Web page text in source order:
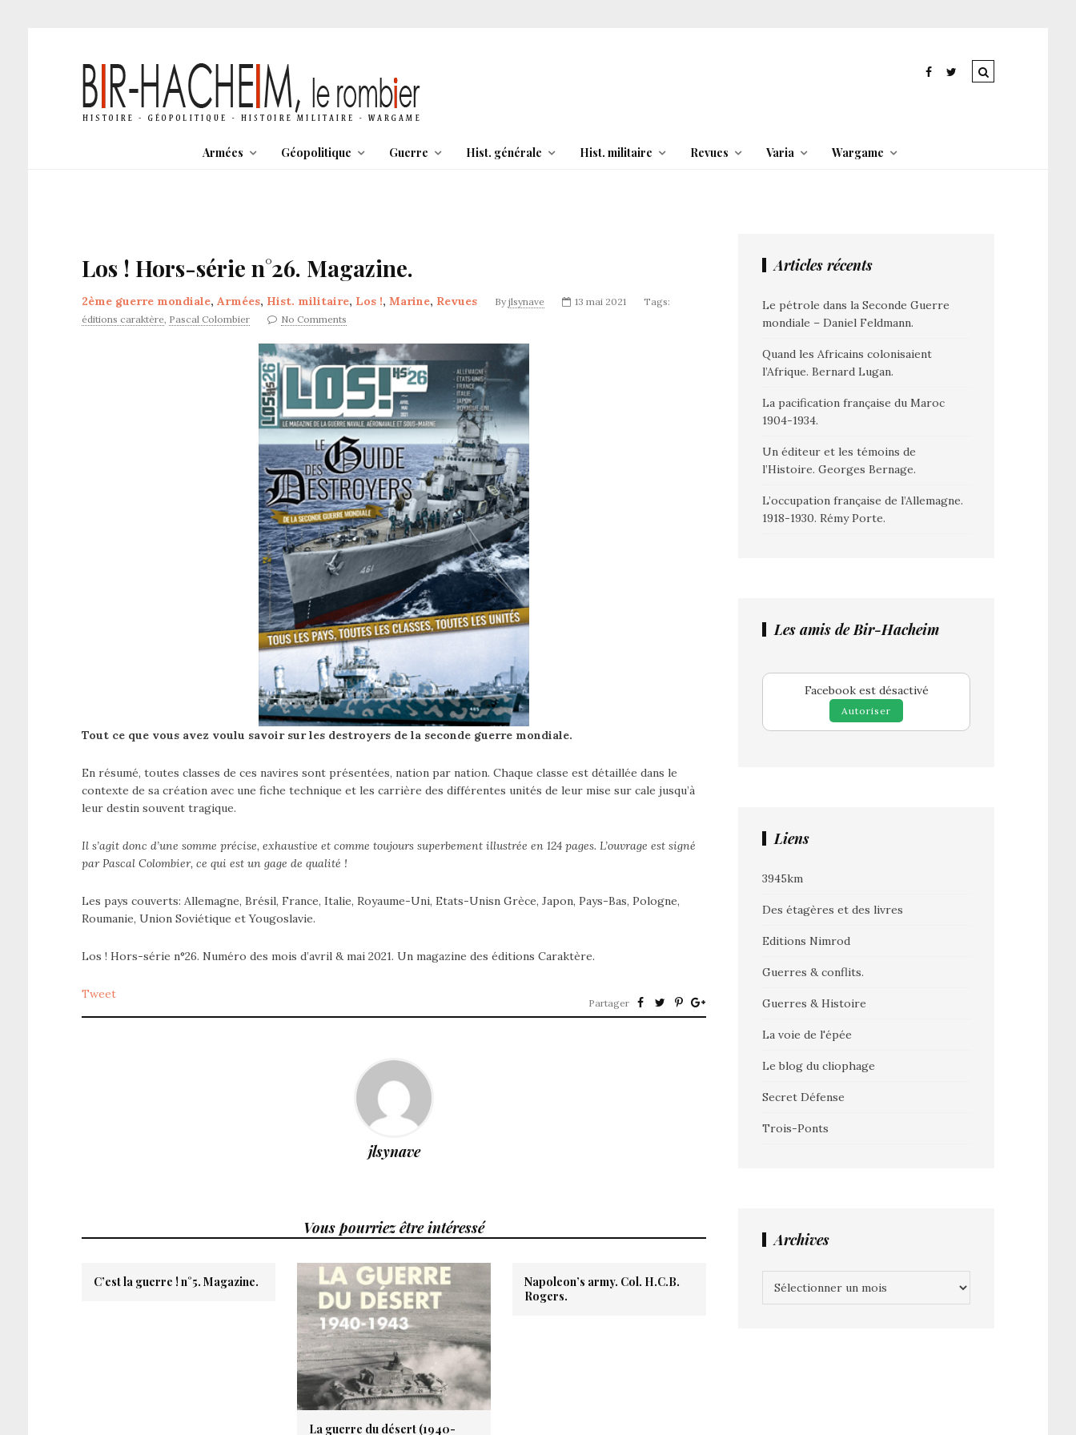
Armées Géopolitique Guerre Hist. générale Hist. militaire Revues Varia Wargame
Los ! Hors-série n°26. Magazine.
2ème guerre mondiale, Armées, Hist. militaire, Los !, Marine, Revues By jlsynave 13 mai 2021
Tags:
éditions caraktère, Pascal Colombier No Comments
Tout ce que vous avez voulu savoir sur les destroyers de la seconde guerre mondiale.
En résumé, toutes classes de ces navires sont présentées, nation par nation. Chaque classe est détaillée dans le
contexte de sa création avec une fiche technique et les carrière des différentes unités de leur mise sur cale jusqu’à
leur destin souvent tragique.
Il s’agit donc d’une somme précise, exhaustive et comme toujours superbement illustrée en 124 pages. L’ouvrage est signé
par Pascal Colombier, ce qui est un gage de qualité !
Les pays couverts: Allemagne, Brésil, France, Italie, Royaume-Uni, Etats-Unisn Grèce, Japon, Pays-Bas, Pologne,
Roumanie, Union Soviétique et Yougoslavie.
Los ! Hors-série n°26. Numéro des mois d’avril & mai 2021. Un magazine des éditions Caraktère.
Tweet
Partager
jlsynave
Vous pourriez être intéressé
C’est la guerre ! n°5. Magazine.
La guerre du désert (1940-
Napoleon’s army. Col. H.C.B.
Rogers.
Articles récents
Le pétrole dans la Seconde Guerre
mondiale – Daniel Feldmann.
Quand les Africains colonisaient
l’Afrique. Bernard Lugan.
La pacification française du Maroc
1904-1934.
Un éditeur et les témoins de
l’Histoire. Georges Bernage.
L’occupation française de l’Allemagne.
1918-1930. Rémy Porte.
Les amis de Bir-Hacheim
Facebook est désactivé
Autoriser
Liens
3945km
Des étagères et des livres
Editions Nimrod
Guerres & conflits.
Guerres & Histoire
La voie de l'épée
Le blog du cliophage
Secret Défense
Trois-Ponts
Archives